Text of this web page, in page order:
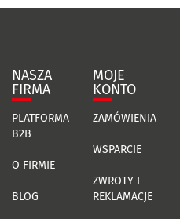
NASZA
FIRMA
PLATFORMA
B2B
O FIRMIE
BLOG
MOJE
KONTO
ZAMÓWIENIA
WSPARCIE
ZWROTY I
REKLAMACJE